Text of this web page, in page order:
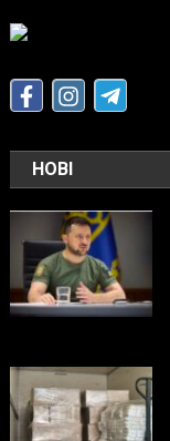
НОВІ